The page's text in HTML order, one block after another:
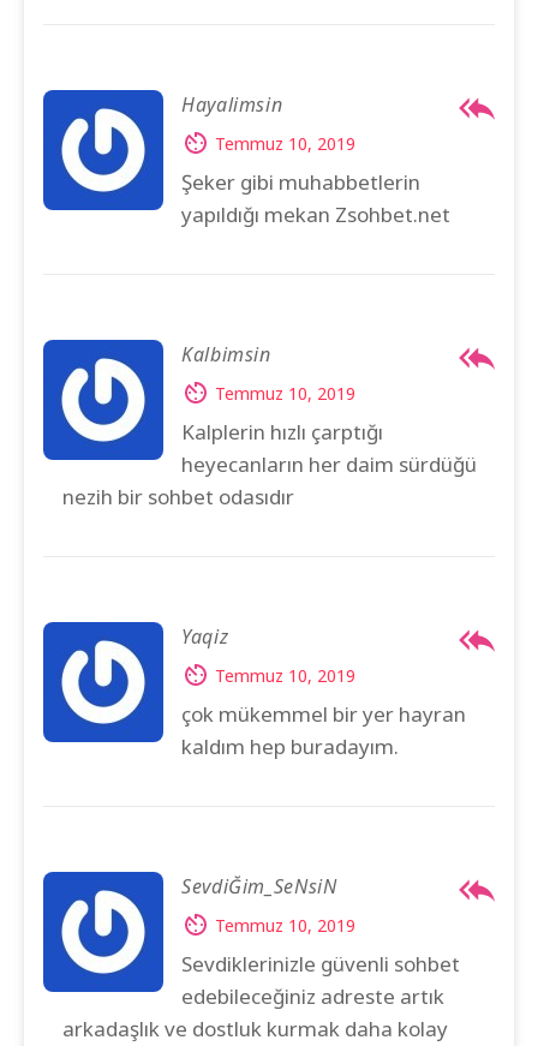
Hayalimsin
Temmuz 10, 2019
Şeker gibi muhabbetlerin
yapıldığı mekan Zsohbet.net
Kalbimsin
Temmuz 10, 2019
Kalplerin hızlı çarptığı
heyecanların her daim sürdüğü
nezih bir sohbet odasıdır
Yaqiz
Temmuz 10, 2019
çok mükemmel bir yer hayran
kaldım hep buradayım.
SevdiĞim_SeNsiN
Temmuz 10, 2019
Sevdiklerinizle güvenli sohbet
edebileceğiniz adreste artık
arkadaşlık ve dostluk kurmak daha kolay